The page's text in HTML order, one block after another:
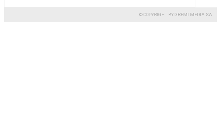
© COPYRIGHT BY GREMI MEDIA SA